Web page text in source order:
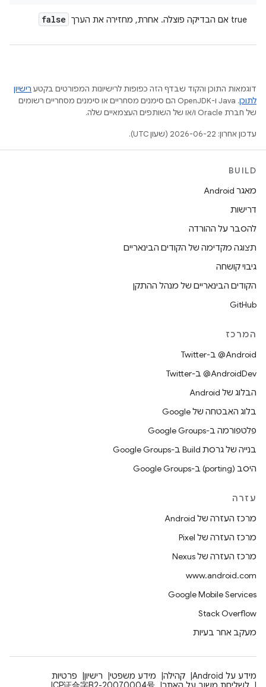
true אם הבדיקה פוצלה. אחרת, מחזירה את הערך false
דוגמאות התוכן והקוד שבדף הזה כפופות לרישיונות המפורטים בקטע רישיון
לתוכן
.‏ Java ו-OpenJDK הם סימנים מסחריים או סימנים מסחריים רשומים
של חברת Oracle ו/או של השותפים העצמאיים שלה.
עדכון אחרון: 2026-06-22 (שעון UTC).
BUILD
מאגר Android
דרישות
להסבר על ההורדה
תצוגה מקדימה של הקודים הבינאריים
גיבוי קושחה
הקודים הבינאריים של מנהל ההתקן
GitHub
המרכז
‎@Android ב-Twitter
‎@AndroidDev ב-Twitter
הבלוג של Android
בלוג האבטחה של Google
פלטפורמה ב-Google Groups
בנייה של גרסת Build ב-Google Groups
היסב (porting) ב-Google Groups
עזרה
מרכז העזרה של Android
מרכז העזרה של Pixel
מרכז העזרה של Nexus
www.android.com
Google Mobile Services
Stack Overflow
מעקב אחר בעיות
מידע על Android קהילה מידע משפטי רישיון
פרטיות